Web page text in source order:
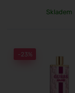
Skladem
-23%